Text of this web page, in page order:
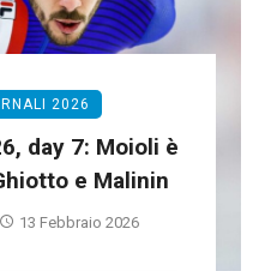
2026
day 7: Moioli è
e Malinin
13 Febbraio 2026